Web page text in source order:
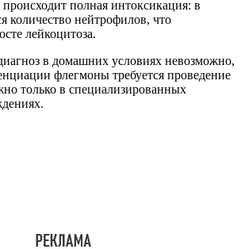
полная интоксикация: в
количество нейтрофилов, что
лейкоцитоза.
в домашних условиях невозможно,
флегмоны требуется проведение
только в специализированных